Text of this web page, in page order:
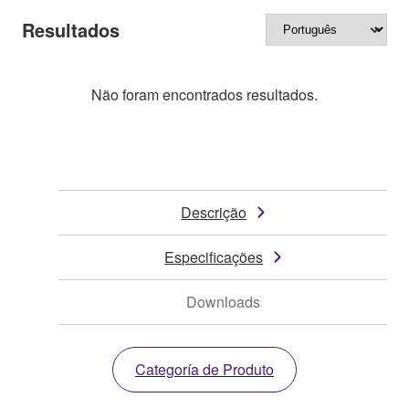
Resultados
Não foram encontrados resultados.
Descrição
Especificações
Downloads
Categoría de Produto